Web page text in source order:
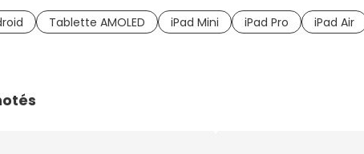
Tablette AMOLED iPad Mini iPad Pro iPad Air